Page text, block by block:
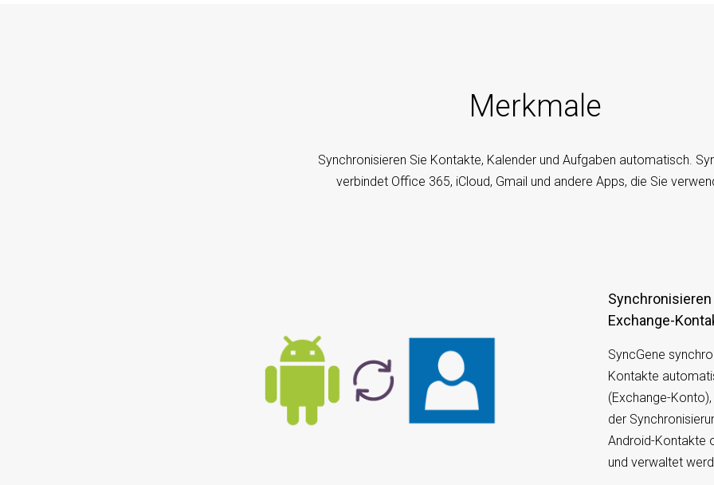
Merkmale
Synchronisieren Sie Kontakte, Kalender und Aufgaben automatisch.
verbindet Office 365, iCloud, Gmail und andere Apps, die Sie
Synchronisieren von Android-Kontakten mit
Exchange-
SyncGene
Kontakte
(Exchange-
der
Android-Kontakte
und verwaltet